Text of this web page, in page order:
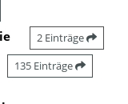
2 Einträge
135 Einträge